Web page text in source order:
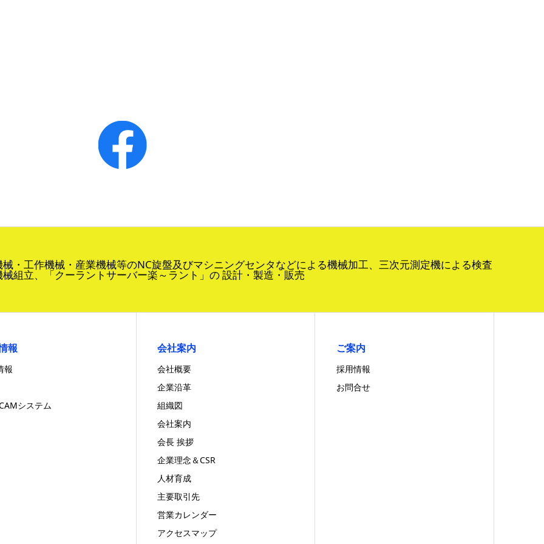
械・工作機械・産業機械等のNC旋盤及びマシニングセンタなどによる機械加工、三次元測定機による検査
械組立、「クーラントサーバー楽～ラント」の 設計・製造・販売
報
報
システム
会社案内
会社概要
企業沿革
組織図
会社案内
会長 挨拶
企業理念＆CSR
人材育成
主要取引先
営業カレンダー
アクセスマップ
ご案内
採用情報
お問合せ